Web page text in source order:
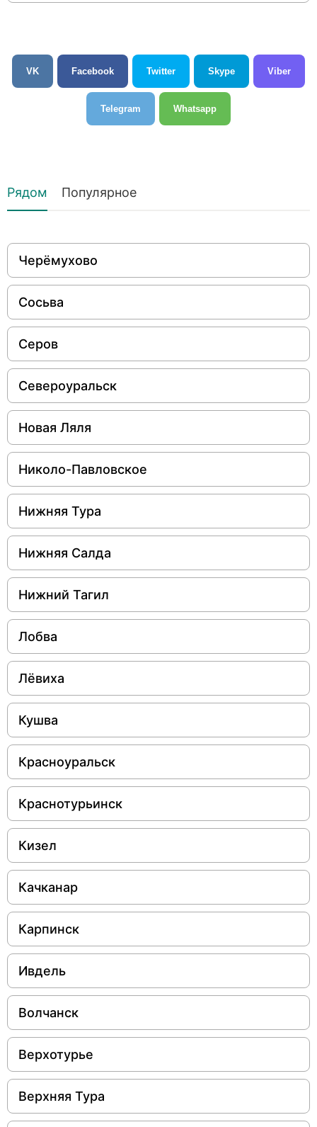
VK Facebook Twitter Skype Viber
Telegram Whatsapp
Рядом Популярное
Черёмухово
Сосьва
Серов
Североуральск
Новая Ляля
Николо-Павловское
Нижняя Тура
Нижняя Салда
Нижний Тагил
Лобва
Лёвиха
Кушва
Красноуральск
Краснотурьинск
Кизел
Качканар
Карпинск
Ивдель
Волчанск
Верхотурье
Верхняя Тура